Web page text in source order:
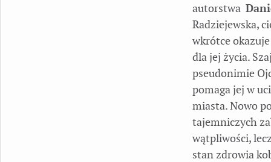
autorstwa
Radziejewska,
wkrótce
dla jej życia.
pseudonimie
pomaga jej w
miasta. Nowo
tajemniczych
wątpliwości,
stan zdrowia